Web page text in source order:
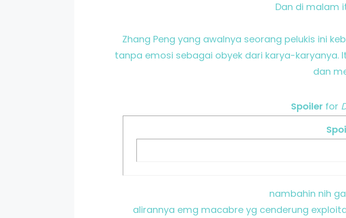
Dan di malam
Zhang Peng yang awalnya seorang pelukis ini
tanpa emosi sebagai obyek dari karya-
dan
Spoiler for
nambahin nih
alirannya emg macabre yg cenderung